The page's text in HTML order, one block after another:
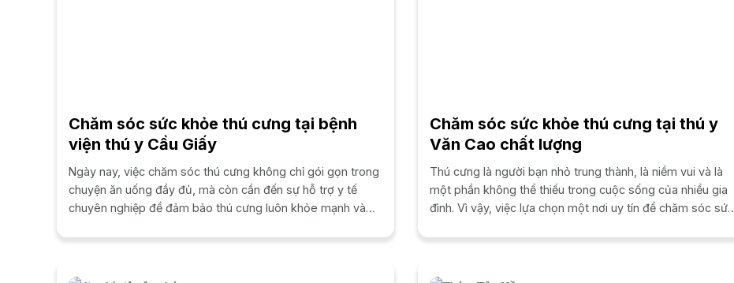
Chăm sóc sức khỏe thú cưng tại bệnh
viện thú y Cầu Giấy
Ngày nay, việc chăm sóc thú cưng không chỉ gói gọn trong
chuyện ăn uống đầy đủ, mà còn cần đến sự hỗ trợ y tế
chuyên nghiệp để đảm bảo thú cưng luôn khỏe mạnh và
Chăm sóc sức khỏe thú cưng tại thú y
Văn Cao chất lượng
Thú cưng là người bạn nhỏ trung thành, là niềm vui và là
một phần không thể thiếu trong cuộc sống của nhiều gia
đình. Vì vậy, việc lựa chọn một nơi uy tín để chăm sóc sức